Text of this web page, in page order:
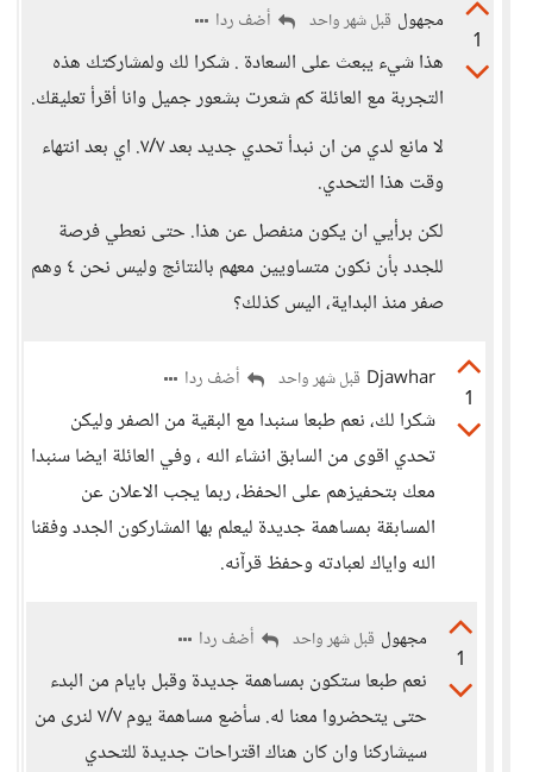
1
مجهول قبل شهر واحد أضف ردا
هذا شيء يبعث على السعادة . شكرا لك ولمشاركتك هذه
التجربة مع العائلة كم شعرت بشعور جميل وانا أقرأ تعليقك.
لا مانع لدي من ان نبدأ تحدي جديد بعد ٧/٧. اي بعد انتهاء
وقت هذا التحدي.
لكن برأيي ان يكون منفصل عن هذا. حتى نعطي فرصة
للجدد بأن نكون متساويين معهم بالنتائج وليس نحن ٤ وهم
صفر منذ البداية، اليس كذلك؟
1
Djawhar قبل شهر واحد أضف ردا
شكرا لك، نعم طبعا سنبدا مع البقية من الصفر وليكن
تحدي اقوى من السابق انشاء الله ، وفي العائلة ايضا سنبدا
معك بتحفيزهم على الحفظ، ربما يجب الاعلان عن
المسابقة بمساهمة جديدة ليعلم بها المشاركون الجدد وفقنا
الله واياك لعبادته وحفظ قرآنه.
1
مجهول قبل شهر واحد أضف ردا
نعم طبعا ستكون بمساهمة جديدة وقبل بايام من البدء
حتى يتحضروا معنا له. سأضع مساهمة يوم ٧/٧ لنرى من
سيشاركنا وان كان هناك اقتراحات جديدة للتحدي